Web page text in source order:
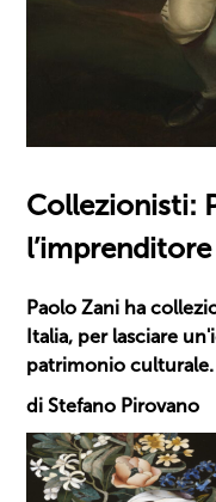
Collezionisti:
Paolo Zani ha
Italia, per lasciare
patrimonio culturale.
di Stefano Pirovano